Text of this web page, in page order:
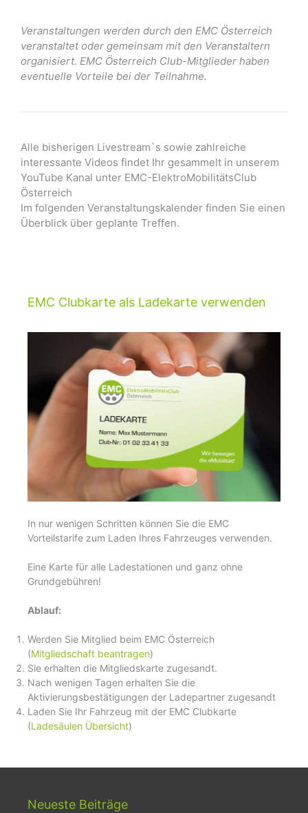
Veranstaltungen werden durch den EMC Österreich
veranstaltet oder gemeinsam mit den Veranstaltern
organisiert. EMC Österreich Club-Mitglieder haben
eventuelle Vorteile bei der Teilnahme.
Alle bisherigen Livestream`s sowie zahlreiche
interessante Videos findet Ihr gesammelt in unserem
YouTube Kanal unter EMC-ElektroMobilitätsClub
Österreich
Im folgenden Veranstaltungskalender finden Sie einen
Überblick über geplante Treffen.
EMC Clubkarte als Ladekarte verwenden
In nur wenigen Schritten können Sie die EMC
Vorteilstarife zum Laden Ihres Fahrzeuges verwenden.
Eine Karte für alle Ladestationen und ganz ohne
Grundgebühren!
Ablauf:
Werden Sie Mitglied beim EMC Österreich
(Mitgliedschaft beantragen)
Sie erhalten die Mitgliedskarte zugesandt.
Nach wenigen Tagen erhalten Sie die
Aktivierungsbestätigungen der Ladepartner zugesandt
Laden Sie Ihr Fahrzeug mit der EMC Clubkarte
(Ladesäulen Übersicht)
Neueste Beiträge